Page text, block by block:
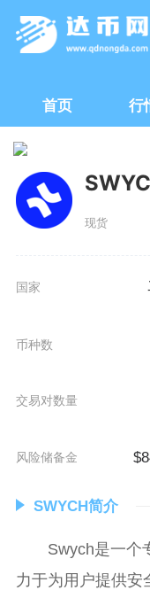
首页 行
现货
国家
币种数
交易对数量
风险储备金
SWYCH简介
Swych是一个
力于为用户提供安